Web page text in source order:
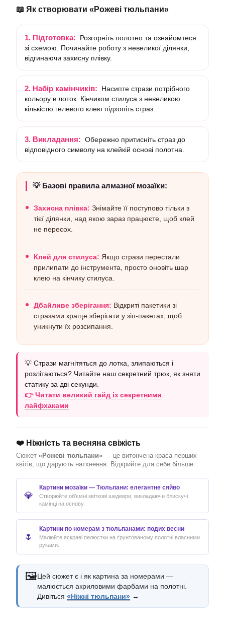
📖 Як створювати «Рожеві тюльпани»
1. Підготовка:
Розгорніть полотно та ознайомтеся
зі схемою. Починайте роботу з невеликої ділянки,
відгинаючи захисну плівку.
2. Набір камінчиків:
Насипте стрази потрібного
кольору в лоток. Кінчиком стилуса з невеликою
кількістю гелевого клею підхопіть страз.
3. Викладання: Обережно притисніть страз до
відповідного символу на клейкій основі полотна.
💡 Базові правила алмазної мозаїки:
Захисна плівка: Знімайте її поступово тільки з
тієї ділянки, над якою зараз працюєте, щоб клей
не пересох.
Клей для стилуса: Якщо стрази перестали
прилипати до інструмента, просто оновіть шар
клею на кінчику стилуса.
Дбайливе зберігання: Відкриті пакетики зі
стразами краще зберігати у зіп-пакетах, щоб
уникнути їх розсипання.
💡 Стрази магнітяться до лотка, злипаються і
розлітаються? Читайте наш секретний трюк, як зняти
статику за дві секунди.
👉 Читати великий гайд із секретними
лайфхаками
❤️ Ніжність та весняна свіжість
Сюжет «Рожеві тюльпани» — це витончена краса перших
квітів, що дарують натхнення. Відкрийте для себе більше:
💎
Картини мозаїки — Тюльпани: елегантне сяйво
Створюйте об’ємні квіткові шедеври, викладаючи блискучі
камінці на основу.
🌷
Картини по номерам з тюльпанами: подих весни
Малюйте яскраві пелюстки на ґрунтованому полотні власними
руками.
🖼️Цей сюжет є і як картина за номерами —
малюється акриловими фарбами на полотні.
Дивіться «Ніжні тюльпани» →